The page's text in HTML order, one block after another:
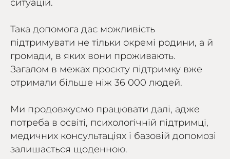
ситуацій.
Така допомога дає можливість
підтримувати не тільки окремі родини, а й
громади, в яких вони проживають.
Загалом в межах проєкту підтримку вже
отримали більше ніж 36 000 людей.
Ми продовжуємо працювати далі, адже
потреба в освіті, психологічній підтримці,
медичних консультаціях і базовій допомозі
залишається щоденною.